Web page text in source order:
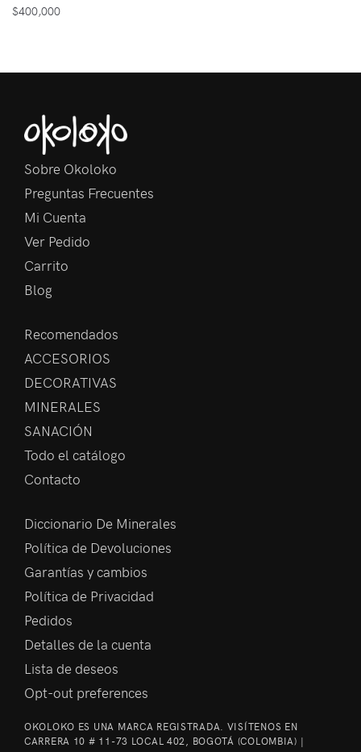
$400,000
Sobre Okoloko
Preguntas Frecuentes
Mi Cuenta
Ver Pedido
Carrito
Blog
Recomendados
ACCESORIOS
DECORATIVAS
MINERALES
SANACIÓN
Todo el catálogo
Contacto
Diccionario De Minerales
Política de Devoluciones
Garantías y cambios
Política de Privacidad
Pedidos
Detalles de la cuenta
Lista de deseos
Opt-out preferences
OKOLOKO ES UNA MARCA REGISTRADA. VISÍTENOS EN
CARRERA 10 # 11-73 LOCAL 402, BOGOTÁ (COLOMBIA) |